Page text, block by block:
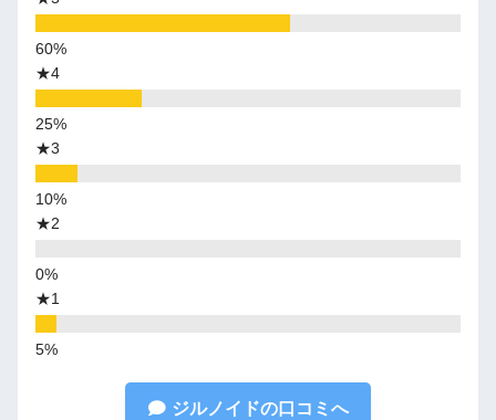
★4
★3
★2
★1
ジルノイドの口コミへ